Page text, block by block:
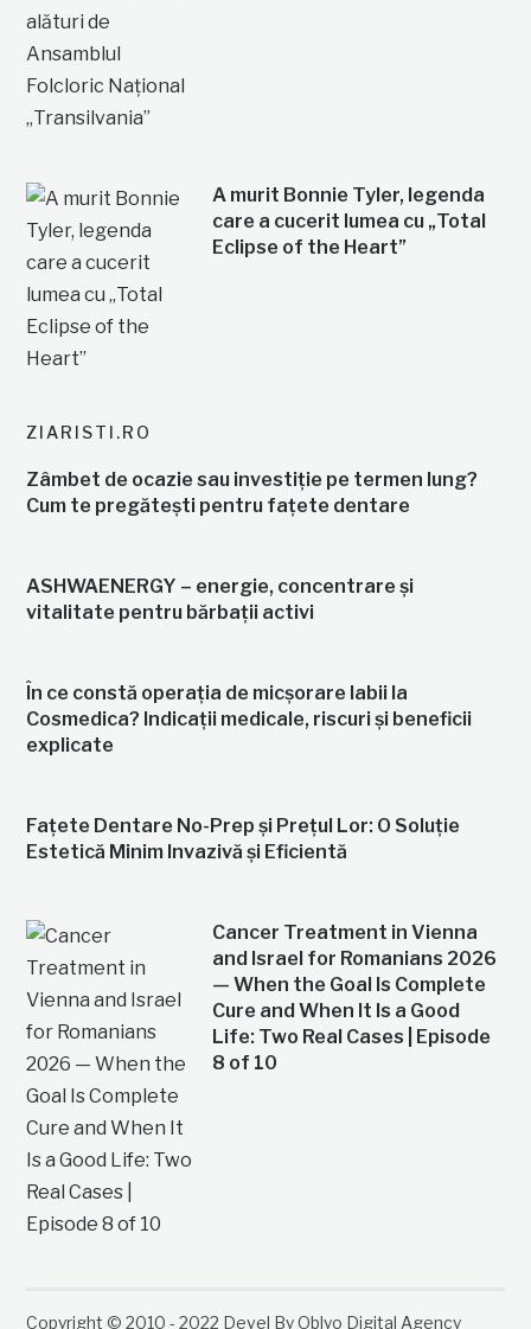
A murit Bonnie Tyler, legenda
care a cucerit lumea cu „Total
Eclipse of the Heart”
ZIARISTI.RO
Zâmbet de ocazie sau investiție pe termen lung?
Cum te pregătești pentru fațete dentare
ASHWAENERGY – energie, concentrare și
vitalitate pentru bărbații activi
În ce constă operația de micșorare labii la
Cosmedica? Indicații medicale, riscuri și beneficii
explicate
Fațete Dentare No-Prep și Prețul Lor: O Soluție
Estetică Minim Invazivă și Eficientă
Cancer Treatment in Vienna
and Israel for Romanians 2026
— When the Goal Is Complete
Cure and When It Is a Good
Life: Two Real Cases | Episode
8 of 10
Copyright © 2010 - 2022 Devel By Oblyo Digital Agency